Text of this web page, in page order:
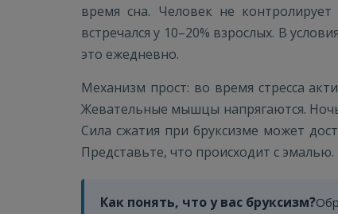
время сна. Человек не
встречался у 10–20% взрослых. В
это ежедневно.
Механизм прост: во время стресса
Жевательные мышцы напрягаются.
Сила сжатия при бруксизме может
Представьте, что происходит с эмалью.
Как понять, что у вас бруксизм?